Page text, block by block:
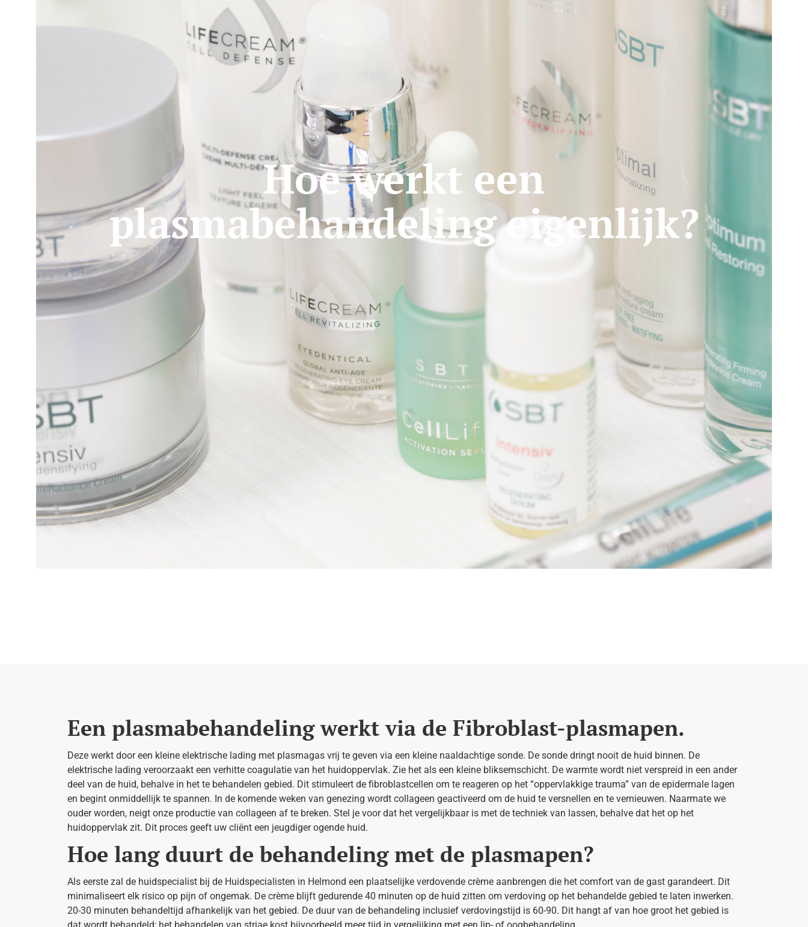
Hoe werkt een
plasmabehandeling eigenlijk?
Een plasmabehandeling werkt via de Fibroblast-plasmapen.
Deze werkt door een kleine elektrische lading met plasmagas vrij te geven via een kleine naaldachtige sonde. De sonde dringt nooit de huid binnen. De
elektrische lading veroorzaakt een verhitte coagulatie van het huidoppervlak. Zie het als een kleine bliksemschicht. De warmte wordt niet verspreid in een ander
deel van de huid, behalve in het te behandelen gebied. Dit stimuleert de fibroblastcellen om te reageren op het “oppervlakkige trauma” van de epidermale lagen
en begint onmiddellijk te spannen. In de komende weken van genezing wordt collageen geactiveerd om de huid te versnellen en te vernieuwen. Naarmate we
ouder worden, neigt onze productie van collageen af te breken. Stel je voor dat het vergelijkbaar is met de techniek van lassen, behalve dat het op het
huidoppervlak zit. Dit proces geeft uw cliënt een jeugdiger ogende huid.
Hoe lang duurt de behandeling met de plasmapen?
Als eerste zal de huidspecialist bij de Huidspecialisten in Helmond een plaatselijke verdovende crème aanbrengen die het comfort van de gast garandeert. Dit
minimaliseert elk risico op pijn of ongemak. De crème blijft gedurende 40 minuten op de huid zitten om verdoving op het behandelde gebied te laten inwerken.
20-30 minuten behandeltijd afhankelijk van het gebied. De duur van de behandeling inclusief verdovingstijd is 60-90. Dit hangt af van hoe groot het gebied is